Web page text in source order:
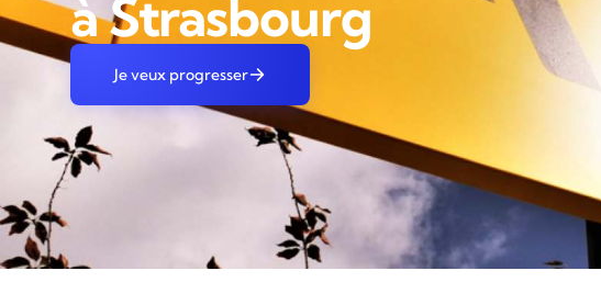
à Strasbourg
Je veux progresser